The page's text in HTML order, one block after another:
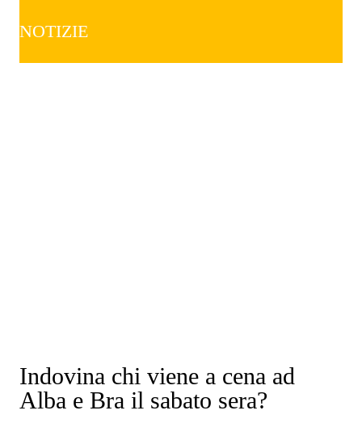
NOTIZIE
Indovina chi viene a cena ad
Alba e Bra il sabato sera?